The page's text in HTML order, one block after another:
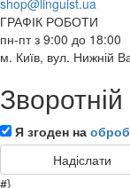
shop@linguist.ua
ГРАФІК РОБОТИ
пн-пт з 9:00 до 18:00
м. Київ, вул. Нижній
Я згоден на
#}